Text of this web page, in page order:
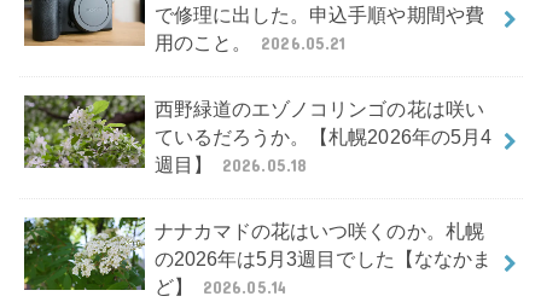
で修理に出した。申込手順や期間や費
用のこと。
2026.05.21
西野緑道のエゾノコリンゴの花は咲い
ているだろうか。【札幌2026年の5月4
週目】
2026.05.18
ナナカマドの花はいつ咲くのか。札幌
の2026年は5月3週目でした【ななかま
ど】
2026.05.14